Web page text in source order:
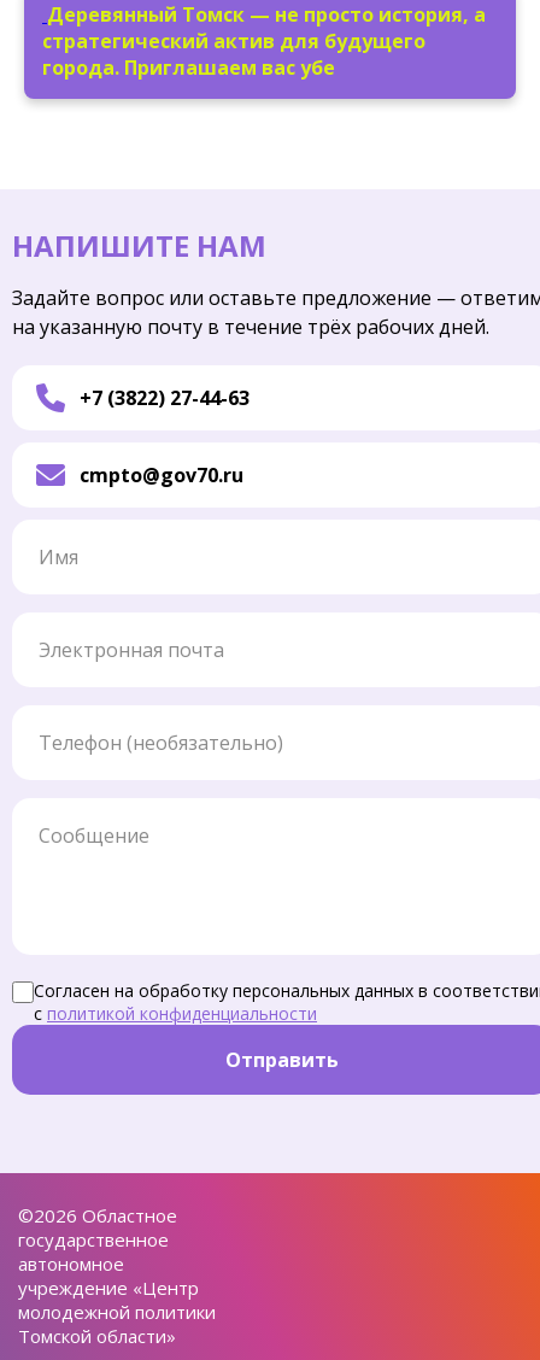
Деревянный Томск — не просто история, а
стратегический актив для будущего
города. Приглашаем вас убе
НАПИШИТЕ НАМ
Задайте вопрос или оставьте предложение —
на указанную почту в течение трёх рабочих дней.
+7 (3822) 27-44-63
cmpto@gov70.ru
Согласен на обработку персональных данных в
с политикой конфиденциальности
Отправить
©2026 Областное
государственное
автономное
учреждение «Центр
молодежной политики
Томской области»